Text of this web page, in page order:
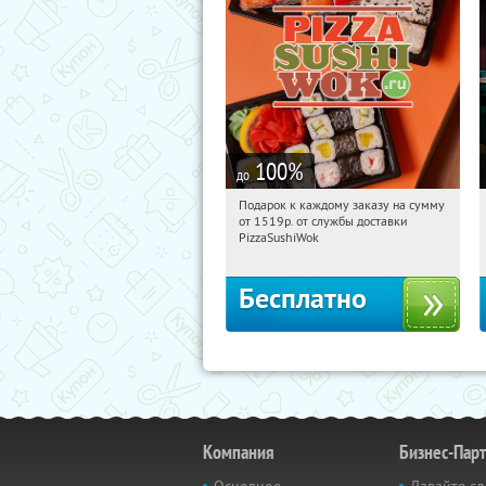
до 100%
20:36:33 Получили:197
г. Москва
Подарок к каждому заказу на сумму
от 1519р. от службы доставки
PizzaSushiWok
Бесплатно
Компания Бизнес-